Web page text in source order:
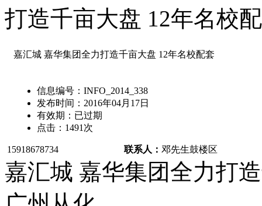
打造千亩大盘 12年名校
嘉汇城 嘉华集团全力打造千亩大盘 12年名校配套
信息编号： INFO_2014_338
发布时间： 2016年04月17日
有效期： 已过期
点击： 1491 次
15918678734 联系人： 邓先生鼓楼区
嘉汇城 嘉华集团全力打